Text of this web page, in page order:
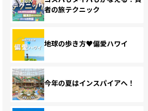
者の旅テクニック
地球の歩き方♥偏愛ハワイ
今年の夏はインスパイアへ！